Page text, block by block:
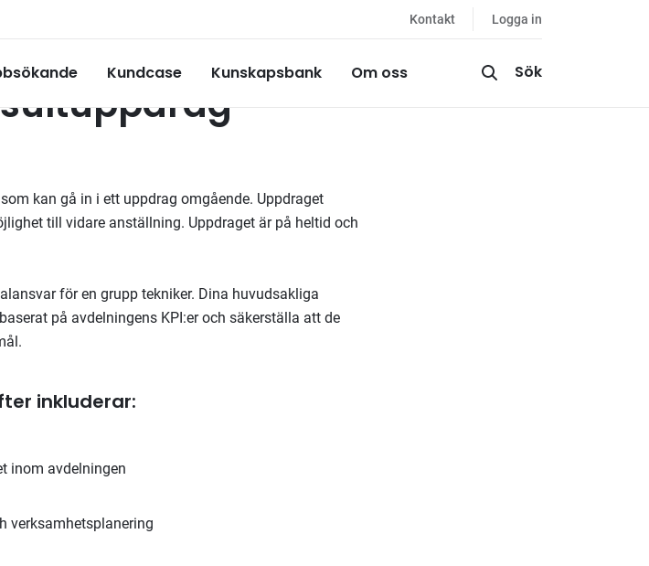
Kontakt Logga in
Kundcase Kunskapsbank Om oss Sök
kan gå in i ett uppdrag omgående. Uppdraget
till vidare anställning. Uppdraget är på heltid och
för en grupp tekniker. Dina huvudsakliga
på avdelningens KPI:er och säkerställa att de
inkluderar:
inom avdelningen
verksamhetsplanering